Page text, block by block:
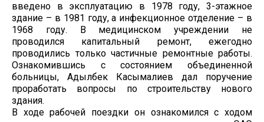
введено в эксплуатацию в 1978 году, 3-этажное
здание – в 1981 году, а инфекционное отделение – в
1968 году. В медицинском учреждении не
проводился капитальный ремонт, ежегодно
проводились только частичные ремонтные работы.
Ознакомившись с состоянием объединенной
больницы, Адылбек Касымалиев дал поручение
проработать вопросы по строительству нового
здания.
В ходе рабочей поездки он ознакомился с ходом